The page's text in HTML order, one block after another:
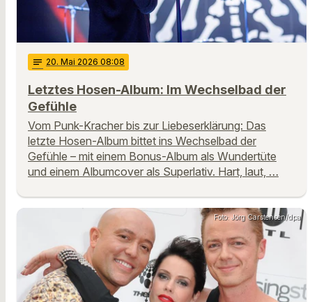
notes 20. Mai 2026 08:08
Letztes Hosen-Album: Im Wechselbad der
Gefühle
Vom Punk-Kracher bis zur Liebeserklärung: Das
letzte Hosen-Album bittet ins Wechselbad der
Gefühle – mit einem Bonus-Album als Wundertüte
und einem Albumcover als Superlativ. Hart, laut, …
Foto: Jörg Carstensen/dpa